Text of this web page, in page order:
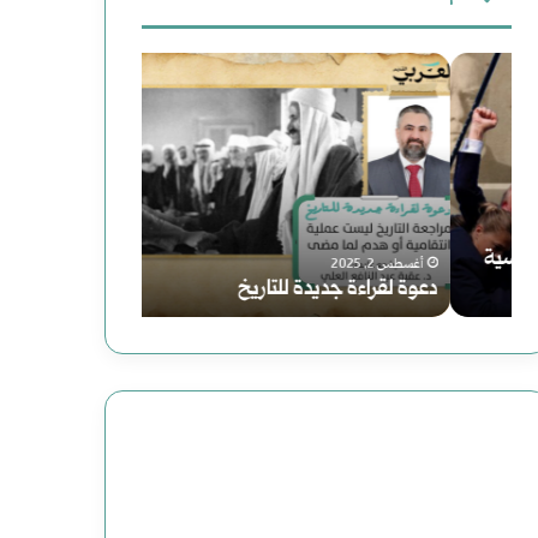
دعوة
لقراءة
جديدة
للتاريخ
أغسطس 2, 2025
دعوة لقراءة جديدة للتاريخ
سوريا
الحلم
هاوية
منعطف